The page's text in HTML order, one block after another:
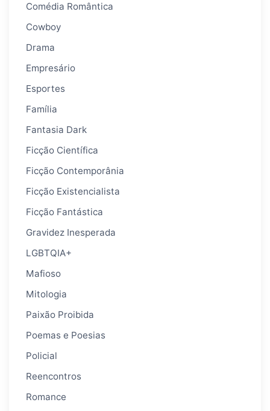
Comédia Romântica
Cowboy
Drama
Empresário
Esportes
Família
Fantasia Dark
Ficção Científica
Ficção Contemporânia
Ficção Existencialista
Ficção Fantástica
Gravidez Inesperada
LGBTQIA+
Mafioso
Mitologia
Paixão Proibida
Poemas e Poesias
Policial
Reencontros
Romance